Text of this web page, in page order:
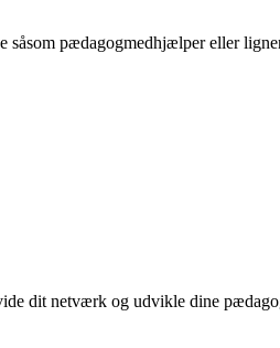
såsom pædagogmedhjælper eller
dit netværk og udvikle dine